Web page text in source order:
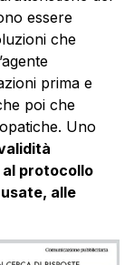
essere
che
prima e
poi che
Uno
protocollo
alle